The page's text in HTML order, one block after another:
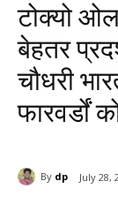
टोक्यो
बेहतर
चौधरी
फारवर्डों
By dp July 28,